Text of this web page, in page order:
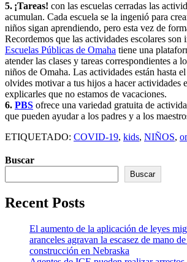
5. ¡Tareas! con las escuelas cerradas las
acumulan. Cada escuela se la ingenió para
niños sigan aprendiendo, pero esta vez de
Recordemos que las actividades escolares son
Escuelas Públicas de Omaha tiene una
atender las clases y tareas correspondientes a
niños de Omaha. Las actividades están hasta
olvides motivar a tus hijos a hacer actividades
explicarles que no estamos de vacaciones.
6. PBS ofrece una variedad gratuita de
que pueden ayudar a los padres y a los
ETIQUETADO: COVID-19, kids, NIÑOS,
Buscar
Buscar
Recent Posts
El aumento de la aplicación de leyes
aranceles agravan la escasez de mano
construcción en Nebraska